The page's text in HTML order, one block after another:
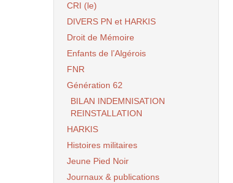
CRI (le)
DIVERS PN et HARKIS
Droit de Mémoire
Enfants de l’Algérois
FNR
Génération 62
BILAN INDEMNISATION
REINSTALLATION
HARKIS
Histoires militaires
Jeune Pied Noir
Journaux & publications